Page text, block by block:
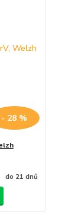
- 28 %
do 21 dnů